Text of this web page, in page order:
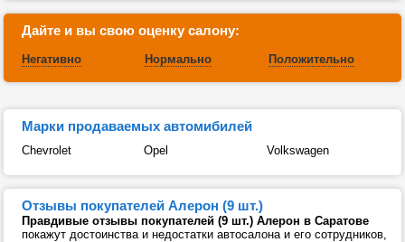
Дайте и вы свою оценку салону:
Негативно Нормально Положительно
Марки продаваемых автомибилей
Chevrolet Opel Volkswagen
Отзывы покупателей Алерон (9 шт.)
Правдивые отзывы покупателей (9 шт.) Алерон в Саратове
покажут достоинства и недостатки автосалона и его сотрудников,